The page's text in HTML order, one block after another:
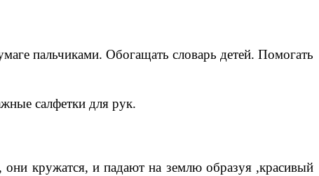
пальчиками. Обогащать словарь детей. Помогать
салфетки для рук.
они кружатся, и падают на землю образуя ,красивый